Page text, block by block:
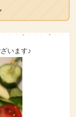
います♪